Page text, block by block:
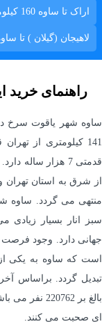
اراک تا ساوه 160 کیلومتر
لاهيجان (گيلان ) تا
راهنمای خرید
ساوه شهر یاقوت سرخ
141 کیلومتری از
قدمتی 7 هزار
از شرق به استان
منتهی می گردد. ساوه
سبز انار بسیار زیادی
جهانی دارد. وجود
است که ساوه به یکی
تبدیل گردد. براساس
بالغ بر
ای صحبت می کنند.